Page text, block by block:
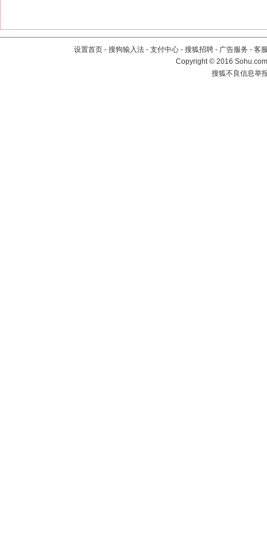
设置首页 - 搜狗输入法 - 支付中心 - 搜狐招聘 - 广告服务 - 客
Copyright©2016
搜狐不良信息举